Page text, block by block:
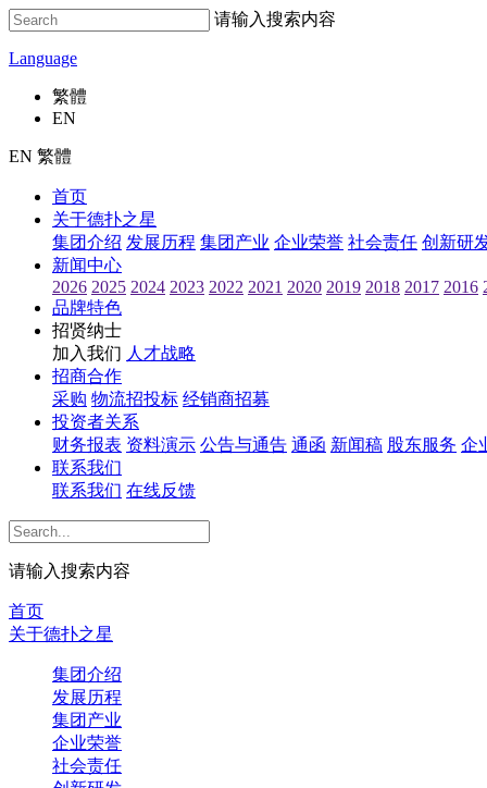
请输入搜索内容
Language
繁體
EN
EN 繁體
首页
关于德扑之星
集团介绍 发展历程 集团产业 企业荣誉 社会责任 创新研
新闻中心
2026 2025 2024 2023 2022 2021 2020 2019 2018 2017 2016
品牌特色
招贤纳士
加入我们 人才战略
招商合作
采购 物流招投标 经销商招募
投资者关系
财务报表 资料演示 公告与通告 通函 新闻稿 股东服务 企
联系我们
联系我们 在线反馈
请输入搜索内容
首页
关于德扑之星
集团介绍
发展历程
集团产业
企业荣誉
社会责任